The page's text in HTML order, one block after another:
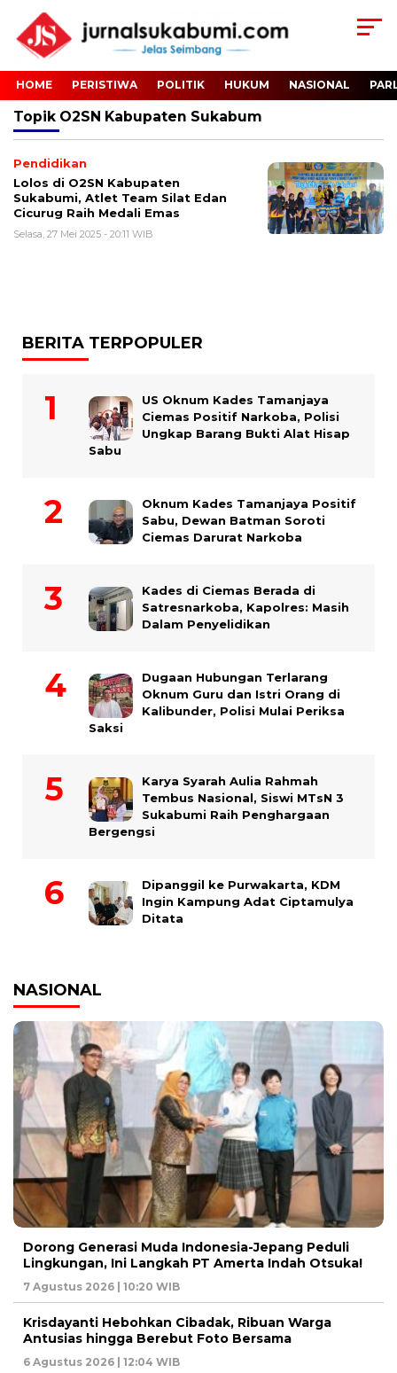
HOME PERISTIWA POLITIK HUKUM NASIONAL
Topik O2SN Kabupaten Sukabum
Pendidikan
Lolos di O2SN Kabupaten
Sukabumi, Atlet Team Silat Edan
Cicurug Raih Medali Emas
Selasa, 27 Mei 2025 - 20:11 WIB
BERITA TERPOPULER
US Oknum Kades Tamanjaya
Ciemas Positif Narkoba, Polisi
Ungkap Barang Bukti Alat Hisap
Sabu
Oknum Kades Tamanjaya Positif
Sabu, Dewan Batman Soroti
Ciemas Darurat Narkoba
Kades di Ciemas Berada di
Satresnarkoba, Kapolres: Masih
Dalam Penyelidikan
Dugaan Hubungan Terlarang
Oknum Guru dan Istri Orang di
Kalibunder, Polisi Mulai Periksa
Saksi
Karya Syarah Aulia Rahmah
Tembus Nasional, Siswi MTsN 3
Sukabumi Raih Penghargaan
Bergengsi
Dipanggil ke Purwakarta, KDM
Ingin Kampung Adat Ciptamulya
Ditata
NASIONAL
Dorong Generasi Muda Indonesia-Jepang Peduli
Lingkungan, Ini Langkah PT Amerta Indah Otsuka!
7 Agustus 2026 | 10:20 WIB
Krisdayanti Hebohkan Cibadak, Ribuan Warga
Antusias hingga Berebut Foto Bersama
6 Agustus 2026 | 12:04 WIB